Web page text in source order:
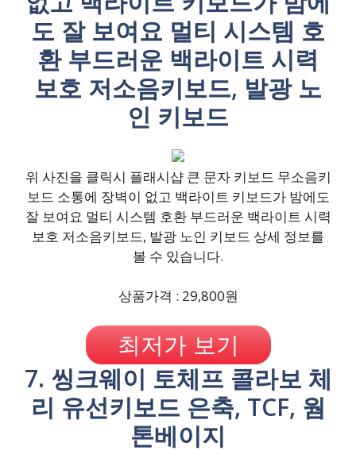
도 잘 보여요 멀티 시스템 호
환 부드러운 백라이트 시력
보호 저소음키보드, 발광 노
인 키보드
위 사진을 클릭시 플래시샵 큰 문자 키보드 무소음키
보드 소통에 장벽이 없고 백라이트 키보드가 밤에도
잘 보여요 멀티 시스템 호환 부드러운 백라이트 시력
보호 저소음키보드, 발광 노인 키보드 상세 정보를
볼 수 있습니다.
상품가격 : 29,800원
최저가 보기
7. 씽크웨이 토체프 콜라보 체
리 유선키보드 은축, TCF, 웜
톤베이지